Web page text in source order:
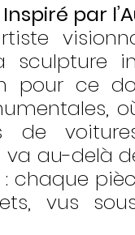
par
pour ce
de
va au-delà
chaque
vus